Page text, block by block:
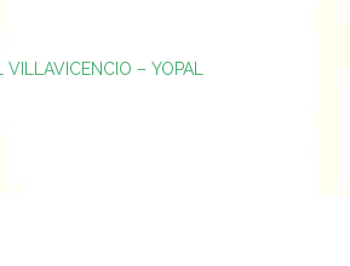
VILLAVICENCIO – YOPAL